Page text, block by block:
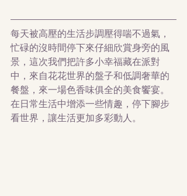
每天被高壓的生活步調壓得喘不過氣，
忙碌的沒時間停下來仔細欣賞身旁的風
景，這次我們把許多小幸福藏在派對
中，來自花花世界的盤子和低調奢華的
餐盤，來一場色香味俱全的美食饗宴。
在日常生活中增添一些情趣，停下腳步
看世界，讓生活更加多彩動人。